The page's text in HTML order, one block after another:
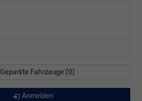
Geparkte Fahrzeuge (0)
Anmelden